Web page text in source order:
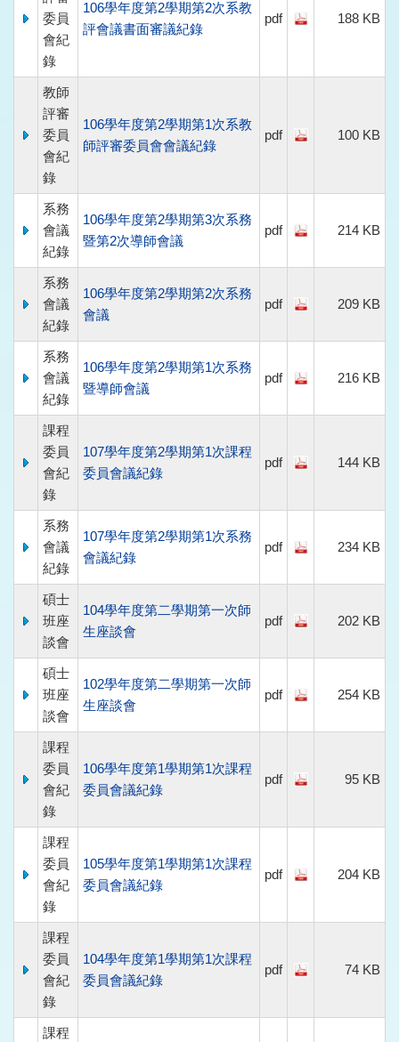
委員
會紀
錄
106學年度第2學期第2次系教
評會議書面審議紀錄
pdf 188 KB
教師
評審
委員
會紀
錄
106學年度第2學期第1次系教
師評審委員會會議紀錄
pdf 100 KB
系務
會議
紀錄
106學年度第2學期第3次系務
暨第2次導師會議
pdf 214 KB
系務
會議
紀錄
106學年度第2學期第2次系務
會議
pdf 209 KB
系務
會議
紀錄
106學年度第2學期第1次系務
暨導師會議
pdf 216 KB
課程
委員
會紀
錄
107學年度第2學期第1次課程
委員會議紀錄
pdf 144 KB
系務
會議
紀錄
107學年度第2學期第1次系務
會議紀錄
pdf 234 KB
碩士
班座
談會
104學年度第二學期第一次師
生座談會
pdf 202 KB
碩士
班座
談會
102學年度第二學期第一次師
生座談會
pdf 254 KB
課程
委員
會紀
錄
106學年度第1學期第1次課程
委員會議紀錄
pdf 95 KB
課程
委員
會紀
錄
105學年度第1學期第1次課程
委員會議紀錄
pdf 204 KB
課程
委員
會紀
錄
104學年度第1學期第1次課程
委員會議紀錄
pdf 74 KB
課程